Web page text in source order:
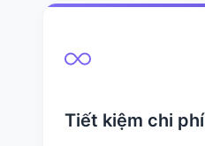
Tiết kiệm chi phí